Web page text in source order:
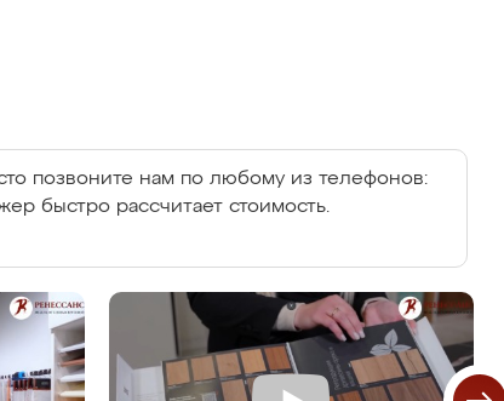
позвоните нам по любому из телефонов:
быстро рассчитает стоимость.